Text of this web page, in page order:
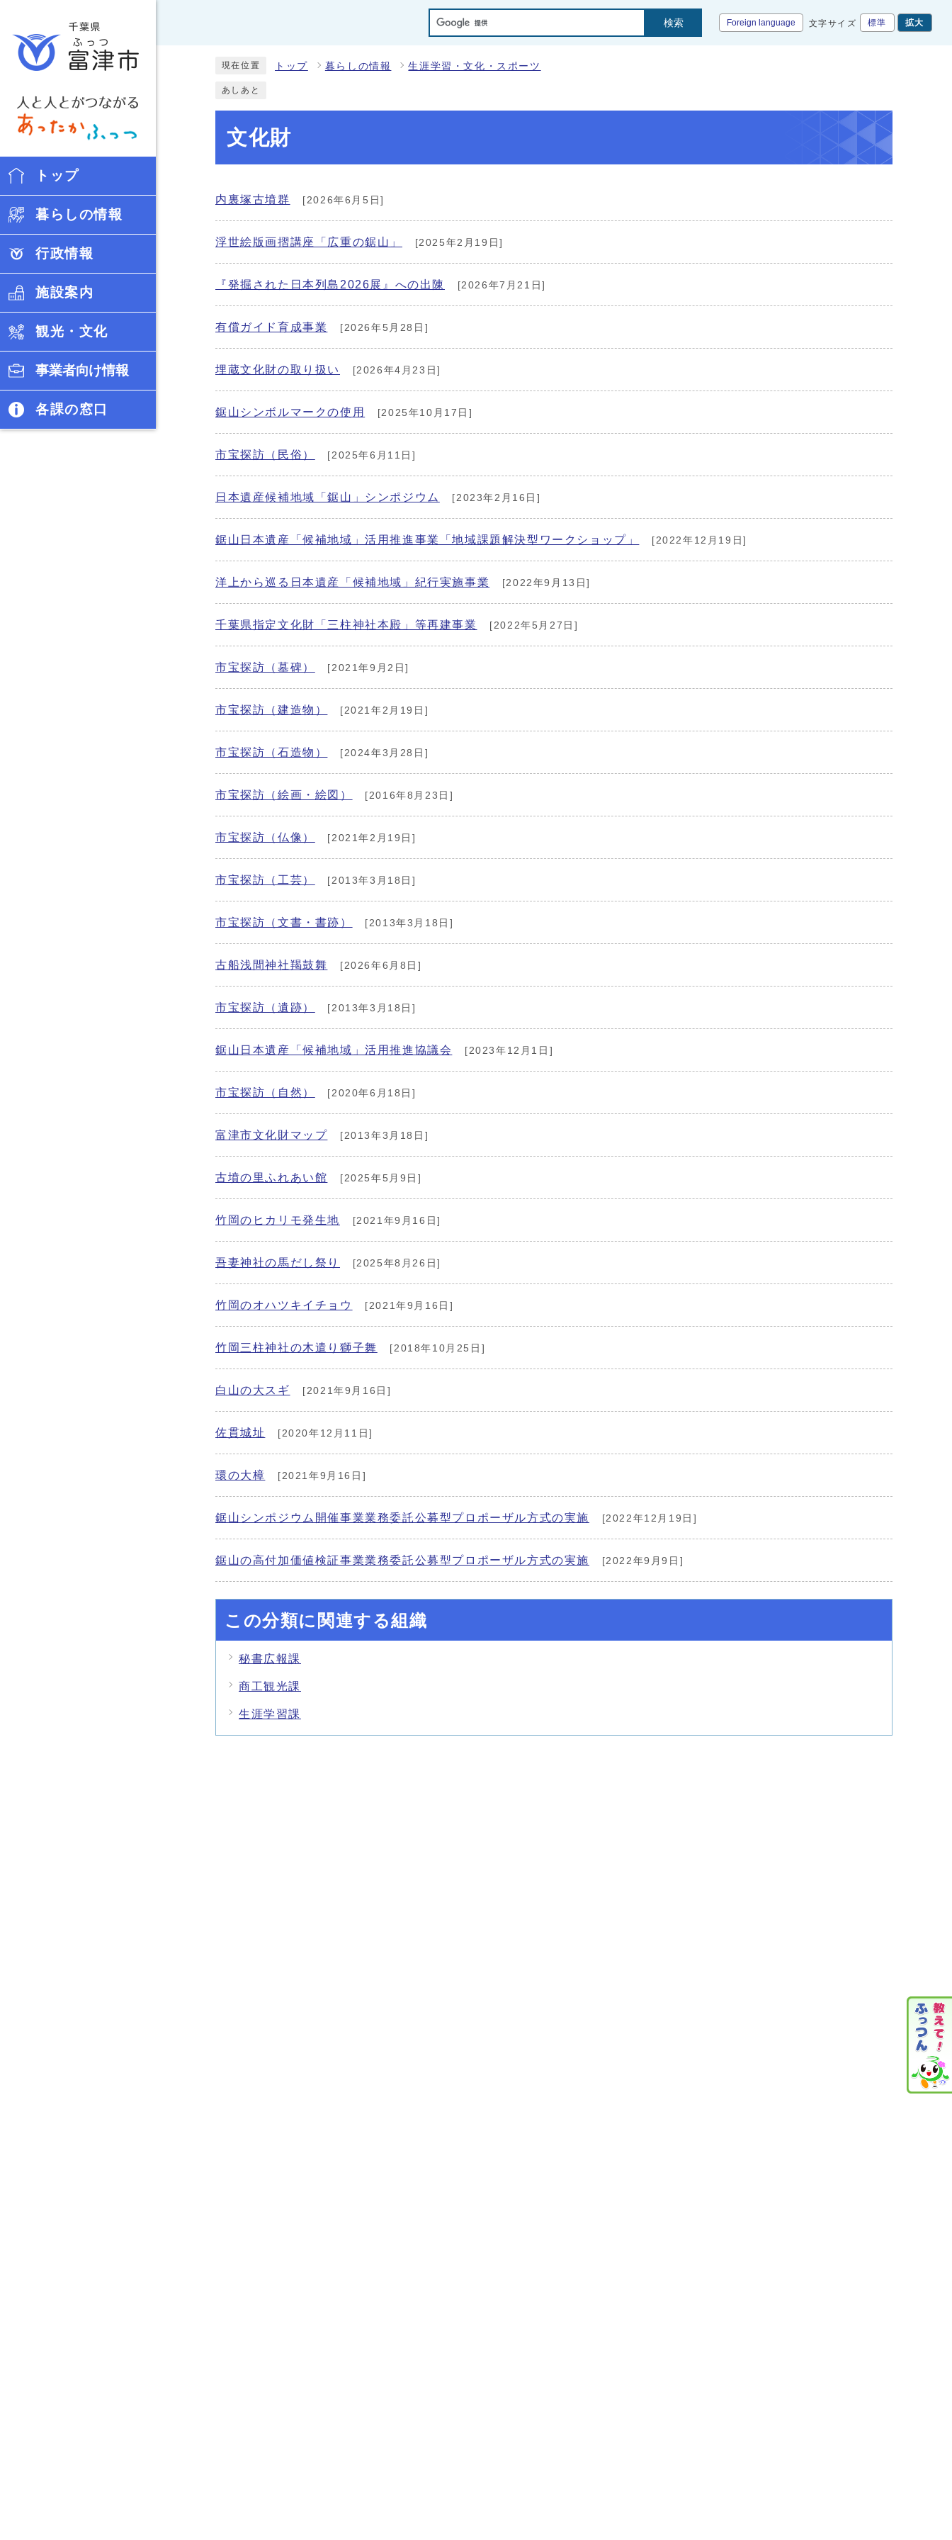
トップ
暮らしの情報
行政情報
施設案内
観光・文化
事業者向け情報
各課の窓口
検索 Foreign language 文字サイズ 標準 拡大
現在位置 トップ 暮らしの情報 生涯学習・文化・スポーツ
あしあと
文化財
内裏塚古墳群 [2026年6月5日]
浮世絵版画摺講座「広重の鋸山」 [2025年2月19日]
『発掘された日本列島2026展』への出陳 [2026年7月21日]
有償ガイド育成事業 [2026年5月28日]
埋蔵文化財の取り扱い [2026年4月23日]
鋸山シンボルマークの使用 [2025年10月17日]
市宝探訪（民俗） [2025年6月11日]
日本遺産候補地域「鋸山」シンポジウム [2023年2月16日]
鋸山日本遺産「候補地域」活用推進事業「地域課題解決型ワークショップ」 [2022年12月19日]
洋上から巡る日本遺産「候補地域」紀行実施事業 [2022年9月13日]
千葉県指定文化財「三柱神社本殿」等再建事業 [2022年5月27日]
市宝探訪（墓碑） [2021年9月2日]
市宝探訪（建造物） [2021年2月19日]
市宝探訪（石造物） [2024年3月28日]
市宝探訪（絵画・絵図） [2016年8月23日]
市宝探訪（仏像） [2021年2月19日]
市宝探訪（工芸） [2013年3月18日]
市宝探訪（文書・書跡） [2013年3月18日]
古船浅間神社羯鼓舞 [2026年6月8日]
市宝探訪（遺跡） [2013年3月18日]
鋸山日本遺産「候補地域」活用推進協議会 [2023年12月1日]
市宝探訪（自然） [2020年6月18日]
富津市文化財マップ [2013年3月18日]
古墳の里ふれあい館 [2025年5月9日]
竹岡のヒカリモ発生地 [2021年9月16日]
吾妻神社の馬だし祭り [2025年8月26日]
竹岡のオハツキイチョウ [2021年9月16日]
竹岡三柱神社の木遣り獅子舞 [2018年10月25日]
白山の大スギ [2021年9月16日]
佐貫城址 [2020年12月11日]
環の大樟 [2021年9月16日]
鋸山シンポジウム開催事業業務委託公募型プロポーザル方式の実施 [2022年12月19日]
鋸山の高付加価値検証事業業務委託公募型プロポーザル方式の実施 [2022年9月9日]
この分類に関連する組織
秘書広報課
商工観光課
生涯学習課